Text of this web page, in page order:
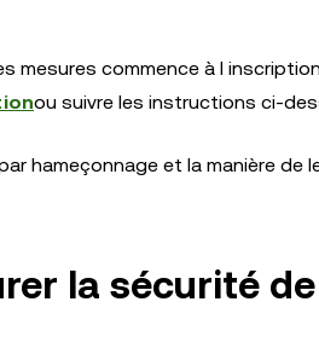
mesures commence à l
ou suivre les instructions ci-
hameçonnage et la manière de
la sécurité